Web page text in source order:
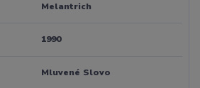
Melantrich
1990
Mluvené Slovo